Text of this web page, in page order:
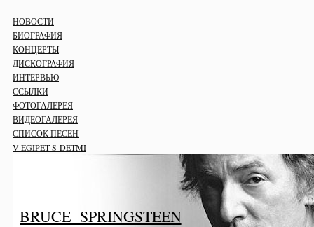
НОВОСТИ
БИОГРАФИЯ
КОНЦЕРТЫ
ДИСКОГРАФИЯ
ИНТЕРВЬЮ
ССЫЛКИ
ФОТОГАЛЕРЕЯ
ВИДЕОГАЛЕРЕЯ
СПИСОК ПЕСЕН
V-EGIPET-S-DETMI
BRUCE SPRINGSTEEN